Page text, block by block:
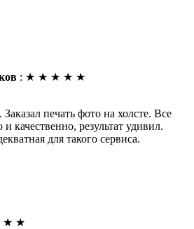
: ★ ★ ★ ★ ★
печать фото на холсте. Все
качественно, результат удивил.
для такого сервиса.
★ ★